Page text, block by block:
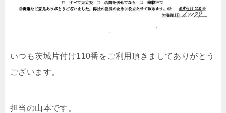
いつも茨城片付け110番をご利用頂きましてありがとう
ございます。
担当の山本です。